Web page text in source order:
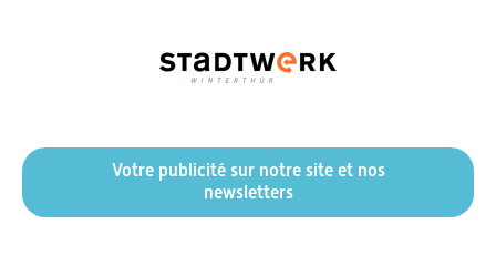
Votre publicité sur notre site et nos
newsletters